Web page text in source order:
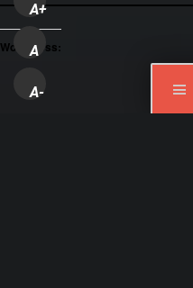
A+
A
A-
WordPress: